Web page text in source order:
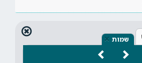
שמות ×